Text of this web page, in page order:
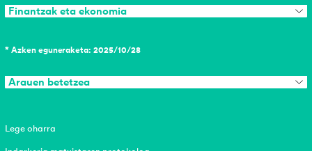
Finantzak eta ekonomia
* Azken eguneraketa: 2025/10/28
Arauen betetzea
Lege oharra